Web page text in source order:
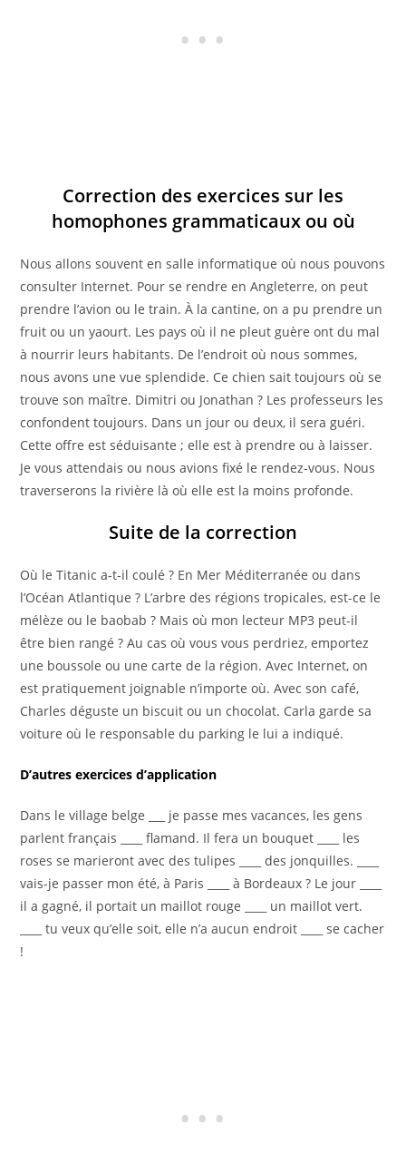
Correction des exercices sur les
homophones grammaticaux ou où
Nous allons souvent en salle informatique où nous pouvons
consulter Internet. Pour se rendre en Angleterre, on peut
prendre l’avion ou le train. À la cantine, on a pu prendre un
fruit ou un yaourt. Les pays où il ne pleut guère ont du mal
à nourrir leurs habitants. De l’endroit où nous sommes,
nous avons une vue splendide. Ce chien sait toujours où se
trouve son maître. Dimitri ou Jonathan ? Les professeurs les
confondent toujours. Dans un jour ou deux, il sera guéri.
Cette offre est séduisante ; elle est à prendre ou à laisser.
Je vous attendais ou nous avions fixé le rendez-vous. Nous
traverserons la rivière là où elle est la moins profonde.
Suite de la correction
Où le Titanic a-t-il coulé ? En Mer Méditerranée ou dans
l’Océan Atlantique ? L’arbre des régions tropicales, est-ce le
mélèze ou le baobab ? Mais où mon lecteur MP3 peut-il
être bien rangé ? Au cas où vous vous perdriez, emportez
une boussole ou une carte de la région. Avec Internet, on
est pratiquement joignable n’importe où. Avec son café,
Charles déguste un biscuit ou un chocolat. Carla garde sa
voiture où le responsable du parking le lui a indiqué.
D’autres exercices d’application
Dans le village belge ___ je passe mes vacances, les gens
parlent français ____ flamand. Il fera un bouquet ____ les
roses se marieront avec des tulipes ____ des jonquilles. ____
vais-je passer mon été, à Paris ____ à Bordeaux ? Le jour ____
il a gagné, il portait un maillot rouge ____ un maillot vert.
____ tu veux qu’elle soit, elle n’a aucun endroit ____ se cacher
!